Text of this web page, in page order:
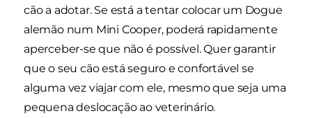
cão a adotar. Se está a tentar colocar um Dogue
alemão num Mini Cooper, poderá rapidamente
aperceber-se que não é possível. Quer garantir
que o seu cão está seguro e confortável se
alguma vez viajar com ele, mesmo que seja uma
pequena deslocação ao veterinário.